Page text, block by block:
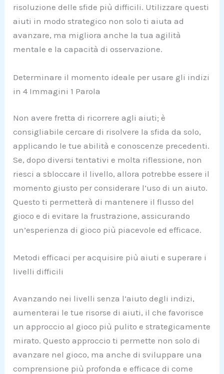
risoluzione delle sfide più difficili. Utilizzare questi
aiuti in modo strategico non solo ti aiuta ad
avanzare, ma migliora anche la tua agilità
mentale e la capacità di osservazione.
Determinare il momento ideale per usare gli indizi
in 4 Immagini 1 Parola
Non avere fretta di ricorrere agli aiuti; è
consigliabile cercare di risolvere la sfida da solo,
applicando le tue abilità e conoscenze precedenti.
Se, dopo diversi tentativi e molta riflessione, non
riesci a sbloccare il livello, allora potrebbe essere il
momento giusto per considerare l’uso di un aiuto.
Questo ti permetterà di mantenere il flusso del
gioco e di evitare la frustrazione, assicurando
un’esperienza di gioco più piacevole ed efficace.
Metodi efficaci per acquisire più aiuti e superare i
livelli difficili
Avanzando nei livelli senza l’aiuto degli indizi,
aumenterai le tue risorse di aiuti, il che favorisce
un approccio al gioco più pulito e strategicamente
mirato. Questo approccio ti permette non solo di
avanzare nel gioco, ma anche di sviluppare una
comprensione più profonda e efficace di come